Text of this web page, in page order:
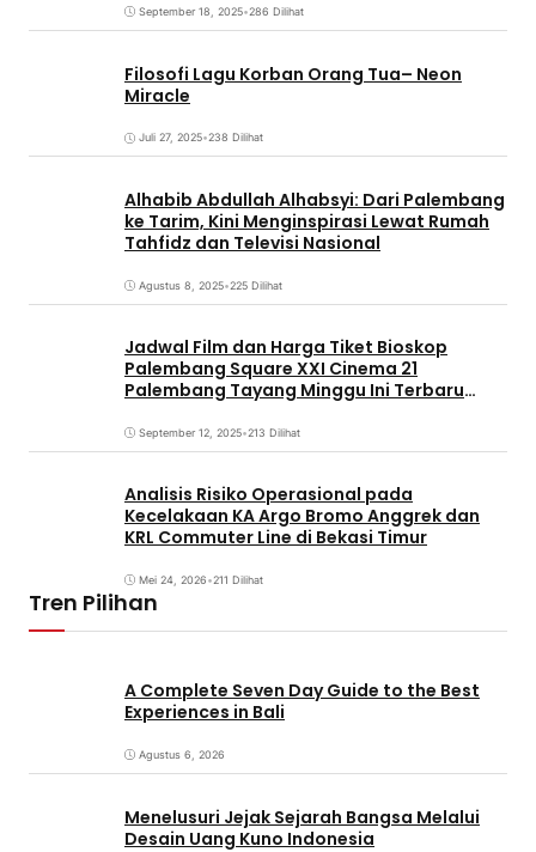
September 18, 2025•286 Dilihat
Filosofi Lagu Korban Orang Tua– Neon
Miracle
Juli 27, 2025•238 Dilihat
Alhabib Abdullah Alhabsyi: Dari Palembang
ke Tarim, Kini Menginspirasi Lewat Rumah
Tahfidz dan Televisi Nasional
Agustus 8, 2025•225 Dilihat
Jadwal Film dan Harga Tiket Bioskop
Palembang Square XXI Cinema 21
Palembang Tayang Minggu Ini Terbaru
September 12, 2025•213 Dilihat
Analisis Risiko Operasional pada
Kecelakaan KA Argo Bromo Anggrek dan
KRL Commuter Line di Bekasi Timur
Mei 24, 2026•211 Dilihat
Tren Pilihan
A Complete Seven Day Guide to the Best
Experiences in Bali
Agustus 6, 2026
Menelusuri Jejak Sejarah Bangsa Melalui
Desain Uang Kuno Indonesia